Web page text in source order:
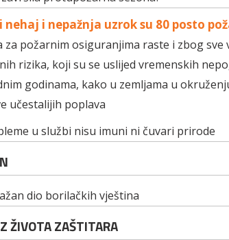
nehaj i nepažnja uzrok su 80 posto
za požarnim osiguranjima raste i zbog
rizika, koji su se uslijed vremenskih
godinama, kako u zemljama u
učestalijih poplava
u službi nisu imuni ni čuvari prirode
dio borilačkih vještina
ŽIVOTA ZAŠTITARA